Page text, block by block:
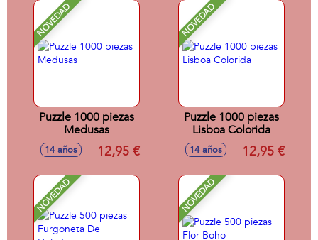
NOVEDAD
Puzzle 1000 piezas
Medusas
14 años 12,95 €
NOVEDAD
Puzzle 1000 piezas
Lisboa Colorida
14 años 12,95 €
NOVEDAD NOVEDAD